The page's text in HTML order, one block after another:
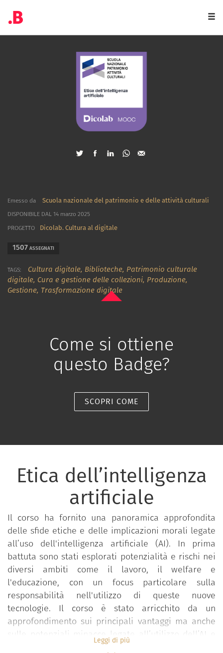
Emesso da Scuola nazionale del patrimonio e delle attività culturali
DISPONIBILE DAL 14 marzo 2025
PROGETTO
Dicolab. Cultura al digitale
1507 ASSEGNATI
TAGS: Cultura digitale, Biblioteche, Patrimonio culturale
digitale, Cura e gestione delle collezioni, Produzione,
Gestione, Trasformazione digitale
Come si ottiene
questo Badge?
SCOPRI COME
Etica dell’intelligenza
artificiale
Il corso ha fornito una panoramica approfondita
delle sfide etiche e delle implicazioni morali legate
all’uso dell'intelligenza artificiale (AI). In prima
battuta sono stati esplorati potenzialità e rischi nei
diversi ambiti come il lavoro, il welfare e
l'educazione, con un focus particolare sulla
responsabilità nell'utilizzo di queste nuove
tecnologie. Il corso è stato arricchito da un
approfondimento sui principali vantaggi ma anche
sulle potenziali minacce legate all’utilizzo dell’AI e
alle normative a tutela delle questioni etiche. Sono
Leggi di più